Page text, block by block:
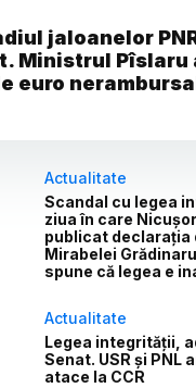
jaloanelor
Ministrul Pîslaru
euro
Actualitate
Scandal cu legea
ziua în care
publicat declarația
Mirabelei
spune că legea e
Actualitate
Legea integrității,
Senat. USR și PNL
atace la CCR